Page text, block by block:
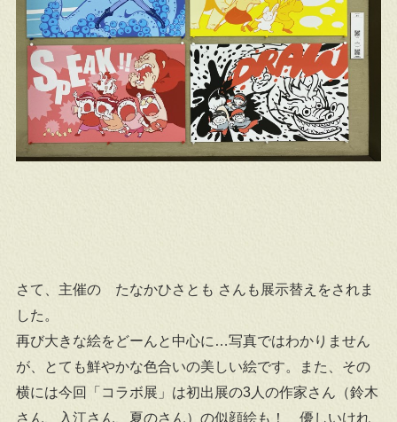
さて、主催の たなかひさとも さんも展示替えをされま
した。
再び大きな絵をどーんと中心に…写真ではわかりません
が、とても鮮やかな色合いの美しい絵です。また、その
横には今回「コラボ展」は初出展の3人の作家さん（鈴木
さん、入江さん、夏のさん）の似顔絵も！ 優しいけれ